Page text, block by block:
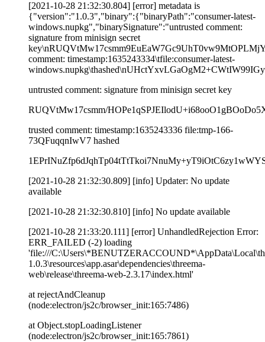
[2021-10-28 21:32:30.804] [error] metadata is
{"version":"1.0.3","binary":{"binaryPath":"consumer-latest-
windows.nupkg","binarySignature":"untrusted comment:
signature from minisign secret
comment: timestamp:1635243334\tfile:consumer-latest-
untrusted comment: signature from minisign secret key
RUQVtMw17csmm/
trusted comment: timestamp:1635243336 file:tmp-166-
73QFuqqnIwV7 hashed
[2021-10-28 21:32:30.809] [info] Updater: No update
available
[2021-10-28 21:32:30.810] [info] No update available
[2021-10-28 21:33:20.111] [error] UnhandledRejection Error:
ERR_FAILED (-2) loading
'file:///
1.0.3\resources\app.asar\dependencies\threema-
web\release\threema-web-2.3.17\index.html'
at rejectAndCleanup
(node:electron/js2c/browser_init:165:7486)
at Object.stopLoadingListener
(node:electron/js2c/browser_init:165:7861)